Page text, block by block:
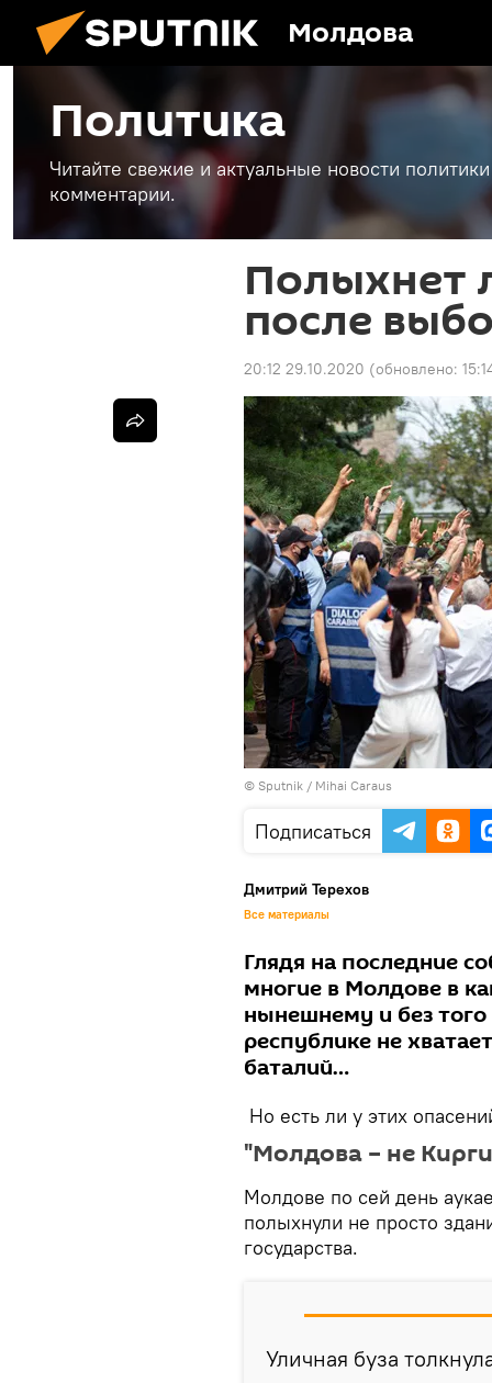
Молдова
Политика
Читайте свежие и актуальные новости
комментарии.
Полыхнет
после
20:12 29.10.2020 (обновлено:
© Sputnik / Mihai Caraus
Подписаться
Дмитрий Терехов
Все материалы
Глядя на последние
многие в Молдове в
нынешнему и без
республике не
баталий…
Но есть ли у этих
"Молдова – не
Молдове по сей день
полыхнули не просто
государства.
Уличная буза